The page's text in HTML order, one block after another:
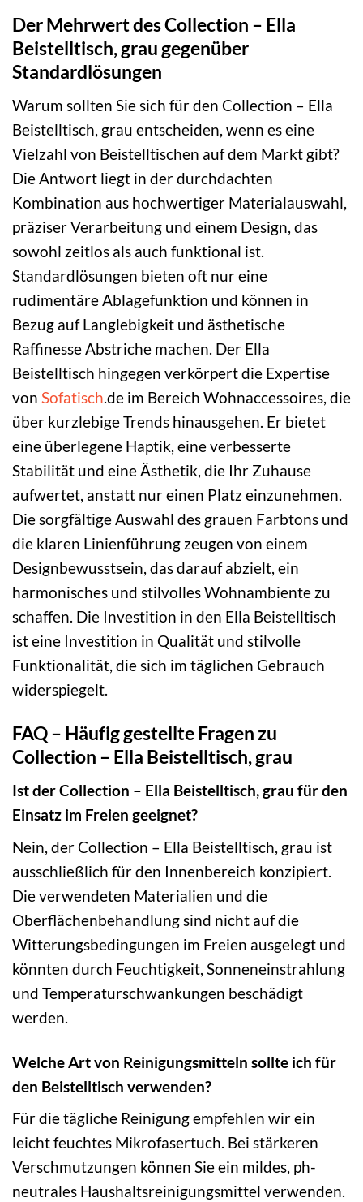
Der Mehrwert des Collection – Ella
Beistelltisch, grau gegenüber
Standardlösungen
Warum sollten Sie sich für den Collection – Ella
Beistelltisch, grau entscheiden, wenn es eine
Vielzahl von Beistelltischen auf dem Markt gibt?
Die Antwort liegt in der durchdachten
Kombination aus hochwertiger Materialauswahl,
präziser Verarbeitung und einem Design, das
sowohl zeitlos als auch funktional ist.
Standardlösungen bieten oft nur eine
rudimentäre Ablagefunktion und können in
Bezug auf Langlebigkeit und ästhetische
Raffinesse Abstriche machen. Der Ella
Beistelltisch hingegen verkörpert die Expertise
von Sofatisch .de im Bereich Wohnaccessoires, die
über kurzlebige Trends hinausgehen. Er bietet
eine überlegene Haptik, eine verbesserte
Stabilität und eine Ästhetik, die Ihr Zuhause
aufwertet, anstatt nur einen Platz einzunehmen.
Die sorgfältige Auswahl des grauen Farbtons und
die klaren Linienführung zeugen von einem
Designbewusstsein, das darauf abzielt, ein
harmonisches und stilvolles Wohnambiente zu
schaffen. Die Investition in den Ella Beistelltisch
ist eine Investition in Qualität und stilvolle
Funktionalität, die sich im täglichen Gebrauch
widerspiegelt.
FAQ – Häufig gestellte Fragen zu
Collection – Ella Beistelltisch, grau
Ist der Collection – Ella Beistelltisch, grau für den
Einsatz im Freien geeignet?
Nein, der Collection – Ella Beistelltisch, grau ist
ausschließlich für den Innenbereich konzipiert.
Die verwendeten Materialien und die
Oberflächenbehandlung sind nicht auf die
Witterungsbedingungen im Freien ausgelegt und
könnten durch Feuchtigkeit, Sonneneinstrahlung
und Temperaturschwankungen beschädigt
werden.
Welche Art von Reinigungsmitteln sollte ich für
den Beistelltisch verwenden?
Für die tägliche Reinigung empfehlen wir ein
leicht feuchtes Mikrofasertuch. Bei stärkeren
Verschmutzungen können Sie ein mildes, ph-
neutrales Haushaltsreinigungsmittel verwenden.